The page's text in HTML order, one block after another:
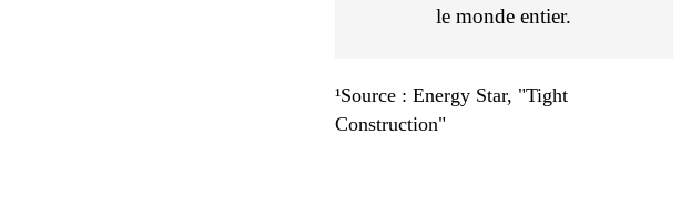
le monde entier.
¹Source : Energy Star, "Tight
Construction"